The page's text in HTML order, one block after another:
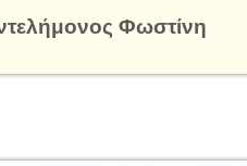
Φωστίνη